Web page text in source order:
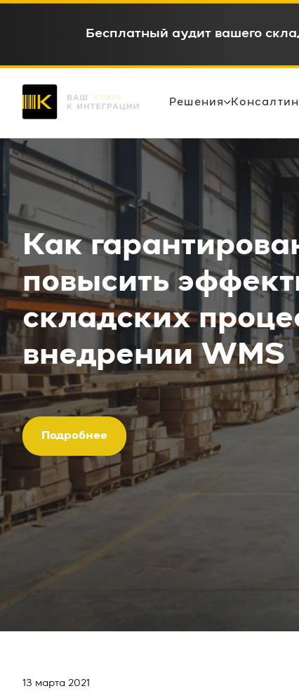
WMS c окупаемостью 6-12
Решения
Как
повысить
складских
внедрении WMS
Подробнее
13 марта 2021